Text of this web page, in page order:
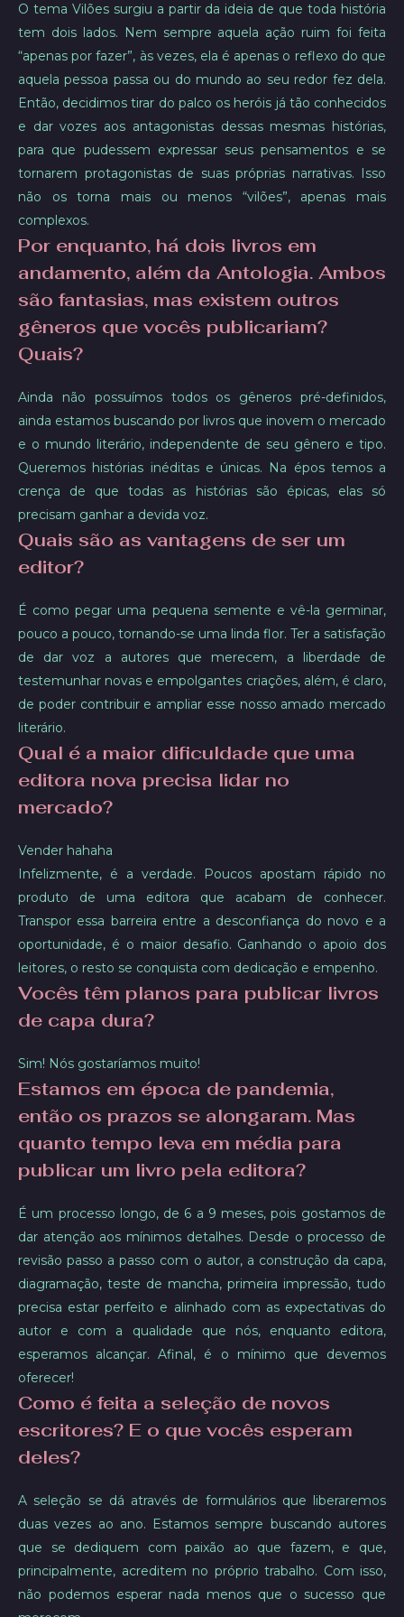
O tema Vilões surgiu a partir da ideia de que toda história
tem dois lados. Nem sempre aquela ação ruim foi feita
“apenas por fazer”, às vezes, ela é apenas o reflexo do que
aquela pessoa passa ou do mundo ao seu redor fez dela.
Então, decidimos tirar do palco os heróis já tão conhecidos
e dar vozes aos antagonistas dessas mesmas histórias,
para que pudessem expressar seus pensamentos e se
tornarem protagonistas de suas próprias narrativas. Isso
não os torna mais ou menos “vilões”, apenas mais
complexos.
Por enquanto, há dois livros em
andamento, além da Antologia. Ambos
são fantasias, mas existem outros
gêneros que vocês publicariam?
Quais?
Ainda não possuímos todos os gêneros pré-definidos,
ainda estamos buscando por livros que inovem o mercado
e o mundo literário, independente de seu gênero e tipo.
Queremos histórias inéditas e únicas. Na épos temos a
crença de que todas as histórias são épicas, elas só
precisam ganhar a devida voz.
Quais são as vantagens de ser um
editor?
É como pegar uma pequena semente e vê-la germinar,
pouco a pouco, tornando-se uma linda flor. Ter a satisfação
de dar voz a autores que merecem, a liberdade de
testemunhar novas e empolgantes criações, além, é claro,
de poder contribuir e ampliar esse nosso amado mercado
literário.
Qual é a maior dificuldade que uma
editora nova precisa lidar no
mercado?
Vender hahaha
Infelizmente, é a verdade. Poucos apostam rápido no
produto de uma editora que acabam de conhecer.
Transpor essa barreira entre a desconfiança do novo e a
oportunidade, é o maior desafio. Ganhando o apoio dos
leitores, o resto se conquista com dedicação e empenho.
Vocês têm planos para publicar livros
de capa dura?
Sim! Nós gostaríamos muito!
Estamos em época de pandemia,
então os prazos se alongaram. Mas
quanto tempo leva em média para
publicar um livro pela editora?
É um processo longo, de 6 a 9 meses, pois gostamos de
dar atenção aos mínimos detalhes. Desde o processo de
revisão passo a passo com o autor, a construção da capa,
diagramação, teste de mancha, primeira impressão, tudo
precisa estar perfeito e alinhado com as expectativas do
autor e com a qualidade que nós, enquanto editora,
esperamos alcançar. Afinal, é o mínimo que devemos
oferecer!
Como é feita a seleção de novos
escritores? E o que vocês esperam
deles?
A seleção se dá através de formulários que liberaremos
duas vezes ao ano. Estamos sempre buscando autores
que se dediquem com paixão ao que fazem, e que,
principalmente, acreditem no próprio trabalho. Com isso,
não podemos esperar nada menos que o sucesso que